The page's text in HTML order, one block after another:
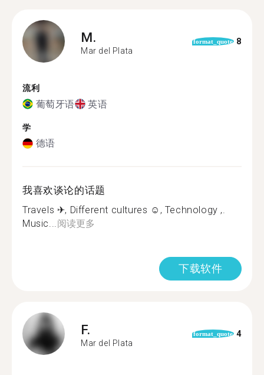
M.
Mar del Plata
format_quote 8
流利
葡萄牙语 英语
学
德语
我喜欢谈论的话题
Travels ✈, Different cultures ☺, Technology ,.
Music...阅读更多
下载软件
F.
Mar del Plata
format_quote 4